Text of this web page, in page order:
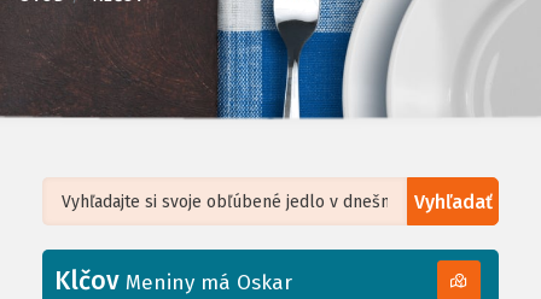
Vyhľadať
+
Leaflet| ©OpenStreetMap, Tiles courtesy ofHumanitarian OpenStreetMap
Klčov Meniny má Oskar